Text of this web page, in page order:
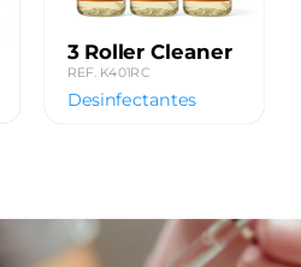
3 Roller Cleaner
REF. K401RC
Desinfectantes